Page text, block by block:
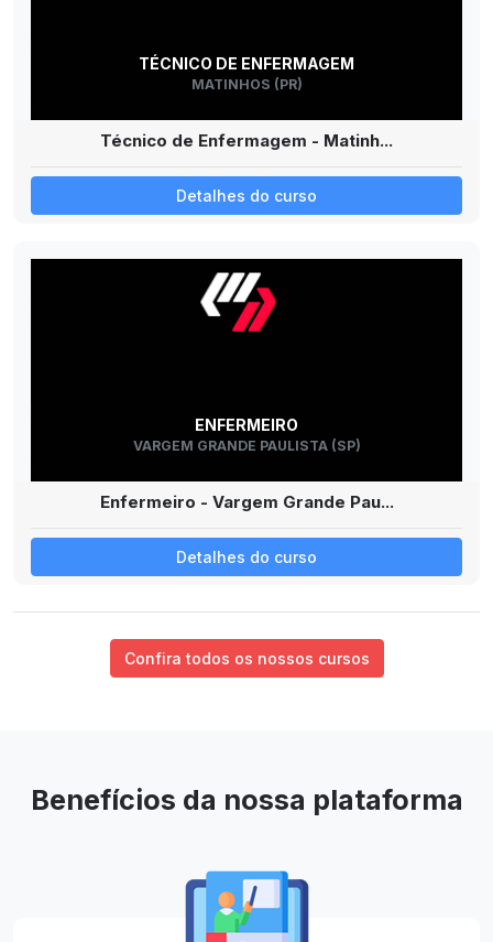
TÉCNICO DE ENFERMAGEM
MATINHOS (PR)
Técnico de Enfermagem - Matinh...
Detalhes do curso
ENFERMEIRO
VARGEM GRANDE PAULISTA (SP)
Enfermeiro - Vargem Grande Pau...
Detalhes do curso
Confira todos os nossos cursos
Benefícios da nossa plataforma